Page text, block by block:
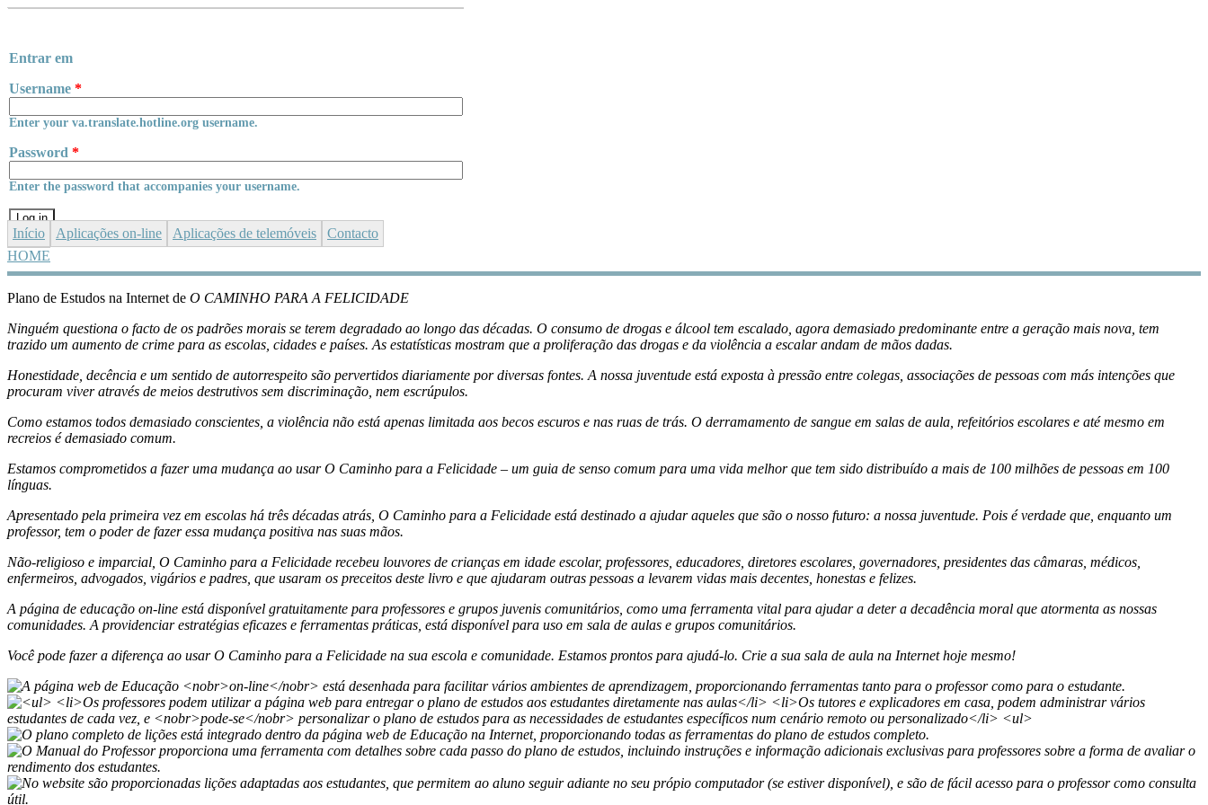
Entrar em
Username *
Enter your va.translate.hotline.org username.
Password *
Enter the password that accompanies your username.
Início Aplicações on-line Aplicações de telemóveis Contacto
YOU ARE HERE
HOME
Plano de Estudos na Internet de O CAMINHO PARA A FELICIDADE
Ninguém questiona o facto de os padrões morais se terem degradado ao longo das décadas. O consumo de drogas e álcool tem escalado, agora demasiado predominante entre a geração mais nova, tem
trazido um aumento de crime para as escolas, cidades e países. As estatísticas mostram que a proliferação das drogas e da violência a escalar andam de mãos dadas.
Honestidade, decência e um sentido de autorrespeito são pervertidos diariamente por diversas fontes. A nossa juventude está exposta à pressão entre colegas, associações de pessoas com más intenções que
procuram viver através de meios destrutivos sem discriminação, nem escrúpulos.
Como estamos todos demasiado conscientes, a violência não está apenas limitada aos becos escuros e nas ruas de trás. O derramamento de sangue em salas de aula, refeitórios escolares e até mesmo em
recreios é demasiado comum.
Estamos comprometidos a fazer uma mudança ao usarO Caminho para a Felicidade – um guia de senso comum para uma vida melhor que tem sido distribuído a mais de 100 milhões de pessoas em 100
línguas.
Apresentado pela primeira vez em escolas há três décadas atrás, O Caminho para a Felicidade está destinado a ajudar aqueles que são o nosso futuro: a nossa juventude. Pois é verdade que, enquanto um
professor, tem o poder de fazer essa mudança positiva nas suas mãos.
Não-religioso e imparcial, O Caminho para a Felicidade recebeu louvores de crianças em idade escolar, professores, educadores, diretores escolares, governadores, presidentes das câmaras, médicos,
enfermeiros, advogados, vigários e padres, que usaram os preceitos deste livro e que ajudaram outras pessoas a levarem vidas mais decentes, honestas e felizes.
A página de educação on-line está disponível gratuitamente para professores e grupos juvenis comunitários, como uma ferramenta vital para ajudar a deter a decadência moral que atormenta as nossas
comunidades. A providenciar estratégias eficazes e ferramentas práticas, está disponível para uso em sala de aulas e grupos comunitários.
Você pode fazer a diferença ao usarO Caminho para a Felicidade na sua escola e comunidade. Estamos prontos para ajudá-lo. Crie a sua sala de aula na Internet hoje mesmo!